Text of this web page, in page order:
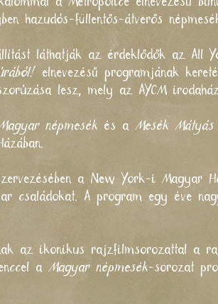
hazudós-füllentős-átverős
láthatják az érdeklődők az All
elnevezésű programjának
lesz, mely az AYCM
népmesék és a Mesék
.
a New York-i Magyar
családokat. A program egy éve
az ikonikus rajzfilmsorozattal a
a Magyar népmesék-sorozat